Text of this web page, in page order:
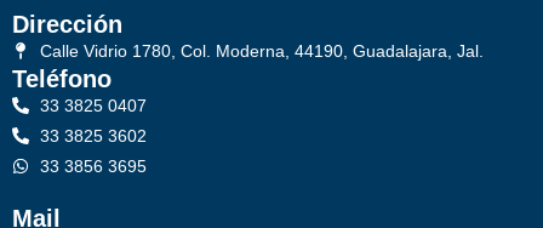
Dirección
Calle Vidrio 1780, Col. Moderna, 44190, Guadalajara, Jal.
Teléfono
33 3825 0407
33 3825 3602
33 3856 3695
Mail